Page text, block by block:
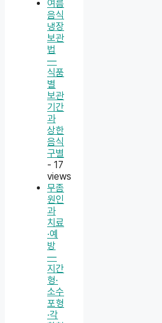
여름
음식
냉장
보관
법
—
식품
별
보관
기간
과
상한
음식
구별
- 17
views
무좀
원인
과
치료
·예
방
—
지간
형·
소수
포형
·각